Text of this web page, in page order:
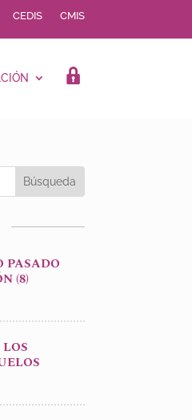
CEDIS CMIS
LOGIN
PASADO
(8)